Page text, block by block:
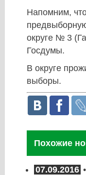
Напомним,
округе № 3
Госдумы.
В округе
выборы.
Похожие
07.09.2016 •